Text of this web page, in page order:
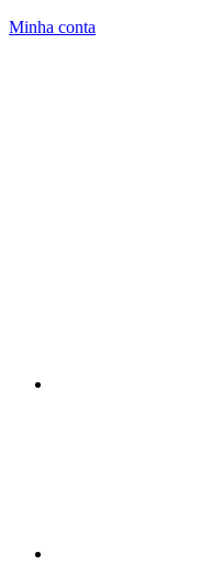
Minha conta